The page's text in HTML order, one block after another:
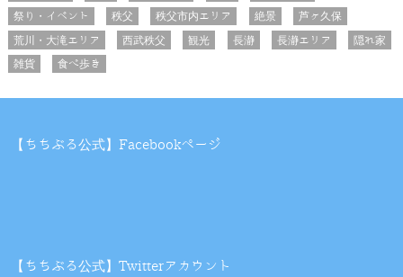
祭り・イベント
秩父 秩父市内エリア 絶景
芦ヶ久保
荒川・大滝エリア
西武秩父 観光 長瀞 長瀞エリア
隠れ家
雑貨
食べ歩き
【ちちぶる公式】Facebookページ
【ちちぶる公式】Twitterアカウント